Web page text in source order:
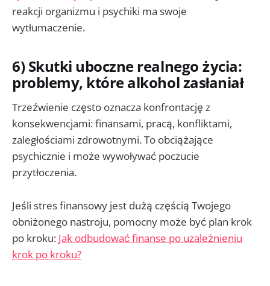
reakcji organizmu i psychiki ma swoje
wytłumaczenie.
6) Skutki uboczne realnego życia:
problemy, które alkohol zasłaniał
Trzeźwienie często oznacza konfrontację z
konsekwencjami: finansami, pracą, konfliktami,
zaległościami zdrowotnymi. To obciążające
psychicznie i może wywoływać poczucie
przytłoczenia.
Jeśli stres finansowy jest dużą częścią Twojego
obniżonego nastroju, pomocny może być plan krok
po kroku: Jak odbudować finanse po uzależnieniu
krok po kroku?